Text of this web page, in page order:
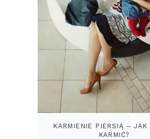
KARMIENIE PIERSIĄ – JAK
KARMIĆ?